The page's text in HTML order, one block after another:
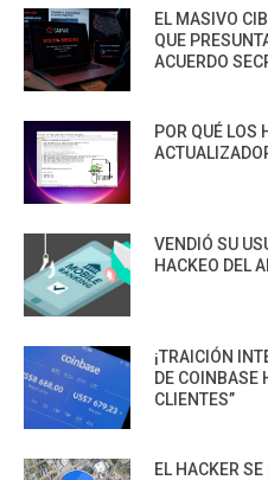
EL MASIVO
QUE
ACUERDO
POR QUÉ LOS
VENDIÓ SU
HACKEO DEL
¡TRAICIÓN
DE COINBASE
CLIENTES”
EL HACKER